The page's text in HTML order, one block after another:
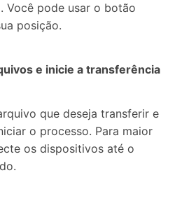
Você pode usar o botão
posição.
e inicie a transferência
que deseja transferir e
o processo. Para maior
os dispositivos até o